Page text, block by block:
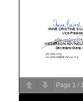
Page 1 / 1